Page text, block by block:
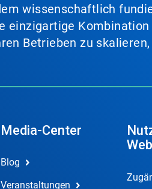
wissenschaftlich
einzigartige
Betrieben zu
Media-Center
Blog
Veranstaltungen